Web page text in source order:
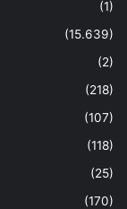
(1)
(15.639)
(2)
(218)
(107)
(118)
(25)
(170)